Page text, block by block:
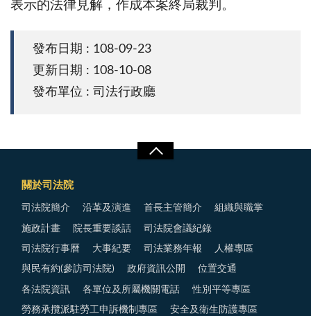
表示的法律見解，作成本案終局裁判。
發布日期 : 108-09-23
更新日期 : 108-10-08
發布單位 : 司法行政廳
關於司法院
司法院簡介 沿革及演進 首長主管簡介 組織與職掌
施政計畫 院長重要談話 司法院會議紀錄
司法院行事曆 大事紀要 司法業務年報 人權專區
與民有約(參訪司法院) 政府資訊公開 位置交通
各法院資訊 各單位及所屬機關電話 性別平等專區
勞務承攬派駐勞工申訴機制專區 安全及衛生防護專區